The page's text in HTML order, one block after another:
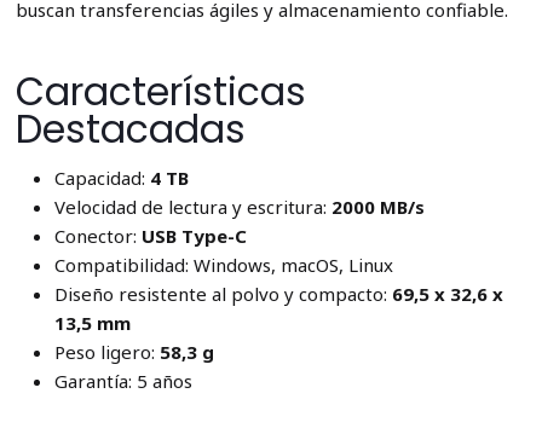
buscan transferencias ágiles y almacenamiento confiable.
Características
Destacadas
Capacidad: 4 TB
Velocidad de lectura y escritura: 2000 MB/s
Conector: USB Type-C
Compatibilidad: Windows, macOS, Linux
Diseño resistente al polvo y compacto: 69,5 x 32,6 x
13,5 mm
Peso ligero: 58,3 g
Garantía: 5 años